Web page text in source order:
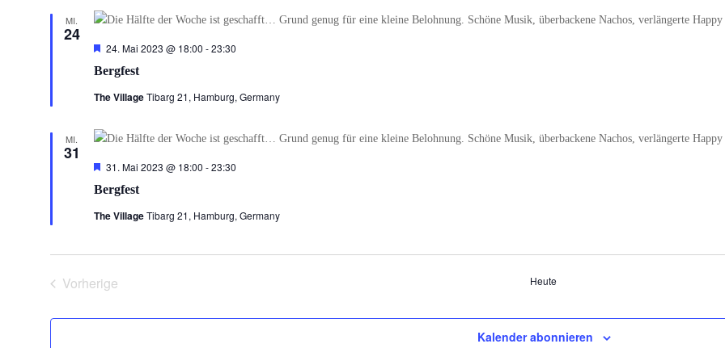
MI.
24
Bergfest
Hervorgehoben
24. Mai 2023 @ 18:00 -23:30
The VillageTibarg 21, Hamburg, Germany
MI.
31
Bergfest
Hervorgehoben
31. Mai 2023 @ 18:00 -23:30
The VillageTibarg 21, Hamburg, Germany
Vorherige
Heute
Kalender abonnieren